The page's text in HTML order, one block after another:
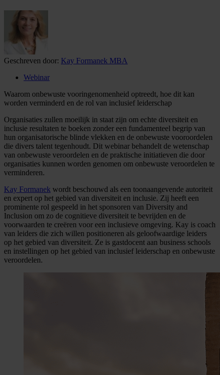
Geschreven door: Kay Formanek MBA
Webinar
Waarom onbewuste vooringenomenheid optreedt, hoe dit kan
worden verminderd en de rol van inclusief leiderschap
Organisaties zullen moeilijk in staat zijn om echte diversiteit en
inclusie resultaten te boeken zonder een fundamenteel begrip van
hun organisatorische blinde vlekken en de onbewuste vooroordelen
die divers talent tegenhoudt. Dit webinar behandelt de wetenschap
van onbewuste veroordelen en de praktische initiatieven die door
organisaties kunnen worden genomen om onbewuste veroordelen te
verminderen.
Kay Formanek wordt beschouwd als een toonaangevende autoriteit
en expert op het gebied van diversiteit en inclusie. Zij heeft een
prominente rol gespeeld in het sponsoren van Diversity and
Inclusion om zo de cognitieve diversiteit te bevrijden en de
voorwaarden te creëren voor een inclusieve omgeving. Kay is coach
van leiders die zich willen positioneren als geloofwaardige leiders
op het gebied van diversiteit. Ze is gastdocent aan business schools
en instellingen op het gebied van inclusief leiderschap en onbewuste
veroordelen.